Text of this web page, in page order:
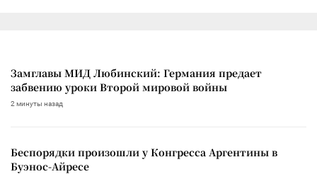
Замглавы МИД Любинский: Германия предает
забвению уроки Второй мировой войны
2 минуты назад
Беспорядки произошли у Конгресса Аргентины в
Буэнос-Айресе